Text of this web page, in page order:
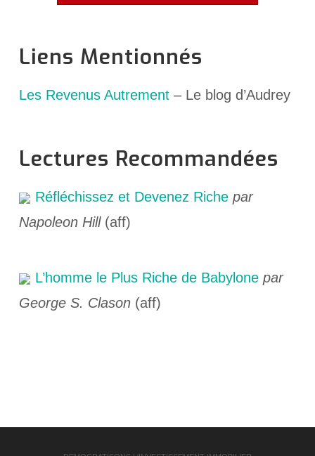
Liens Mentionnés
Les Revenus Autrement– Le blog d’Audrey
Lectures Recommandées
Réfléchissez et Devenez Riche par
Napoleon Hill (aff)
L’homme le Plus Riche de Babylone par
George S. Clason (aff)